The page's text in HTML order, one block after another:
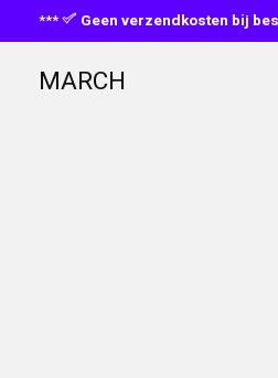
*** Geen verzendkosten bij
MARCH